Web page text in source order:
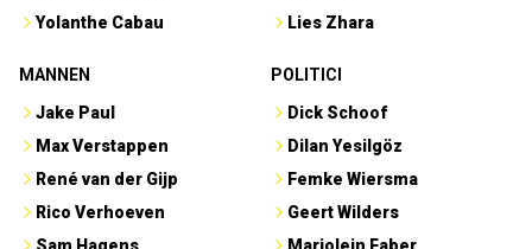
Yolanthe Cabau
Lies Zhara
MANNEN
Jake Paul
Max Verstappen
René van der Gijp
Rico Verhoeven
Sam Hagens
POLITICI
Dick Schoof
Dilan Yesilgöz
Femke Wiersma
Geert Wilders
Marjolein Faber